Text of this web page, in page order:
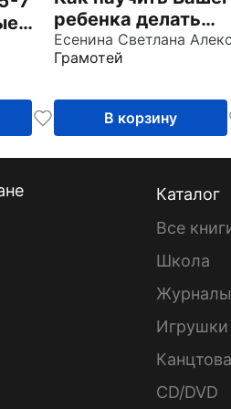
ребенка делать
синтаксический
разбор
Грамотей
В корзину
Каталог
Все
Школа
Журналы
Игрушки
CD/DVD